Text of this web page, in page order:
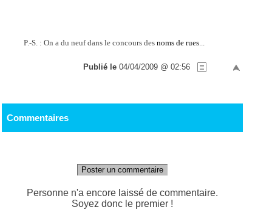
P.-S. : On a du neuf dans le concours desnoms de rues...
Publié le 04/04/2009 @ 02:56
Commentaires
Poster un commentaire
Personne n'a encore laissé de commentaire.
Soyez donc le premier !